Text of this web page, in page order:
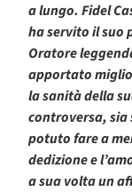
a lungo. Fidel
ha servito il suo
Oratore
apportato
la sanità della
controversa,
potuto fare a
dedizione e
a sua volta un